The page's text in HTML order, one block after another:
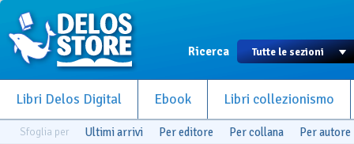
Ricerca
Libri Delos Digital Ebook Libri collezionismo
Sfoglia per Ultimi arrivi Per editore Per collana Per autore